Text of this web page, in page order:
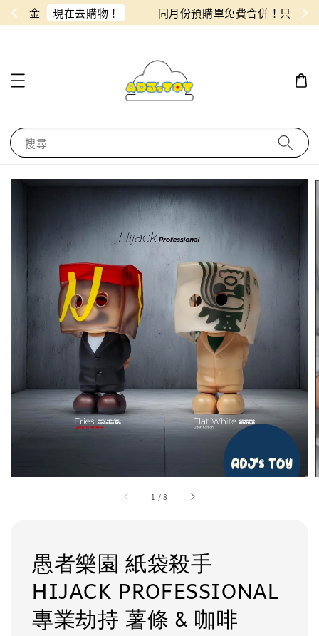
！ 同月份預購單免費合併！只需付一筆運費
搜尋
1 /8
愚者樂園 紙袋殺手
HIJACK PROFESSIONAL
專業劫持 薯條 & 咖啡